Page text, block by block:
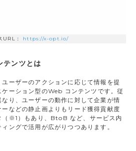
URL： https://x-opt.io/
テンツとは
ーザーのアクションに応じて情報を提
ーション型のWeb コンテンツです。従
り、ユーザーの動作に対して企業が情
などの静止画よりもリード獲得貢献度
（※1）もあり、BtoB など、サービス内
ングで活用が広がりつつあります。